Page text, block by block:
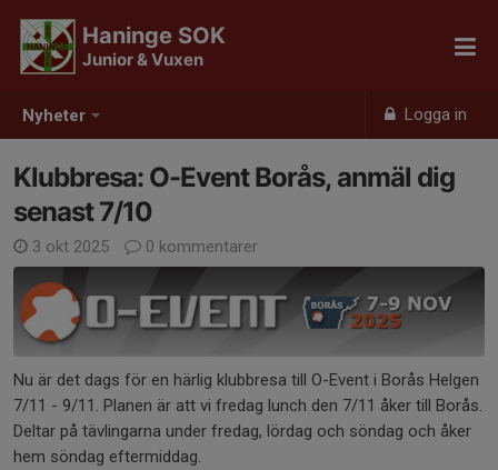
Nyheter Logga in
Haninge SOK
Junior & Vuxen
Klubbresa: O-Event Borås, anmäl dig
senast 7/10
3 okt 2025 0 kommentarer
Nu är det dags för en härlig klubbresa till O-Event i Borås Helgen
7/11 - 9/11. Planen är att vi fredag lunch den 7/11 åker till Borås.
Deltar på tävlingarna under fredag, lördag och söndag och åker
hem söndag eftermiddag.